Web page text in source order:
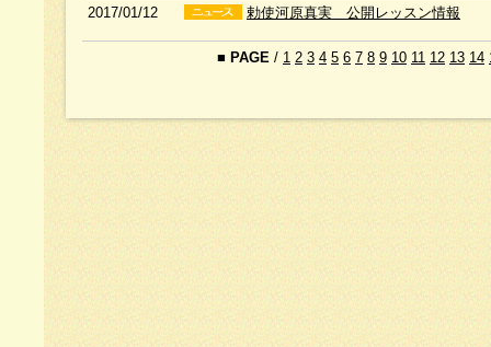
2017/01/12 勅使河原真実 公開レッスン情報
■ PAGE / 1 2 3 4 5 6 7 8 9 10 11 12 13 14